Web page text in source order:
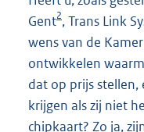
Gent2, Trans Link
wens van de
ontwikkelen
dat op prijs
krijgen als zij niet
chipkaart? Zo ja,